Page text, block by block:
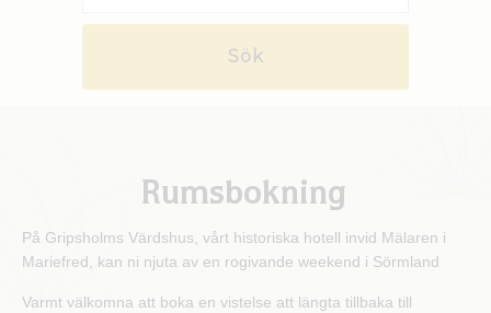
Sök
Rumsbokning
På Gripsholms Värdshus, vårt historiska hotell invid Mälaren i
Mariefred, kan ni njuta av en rogivande weekend i Sörmland
Varmt välkomna att boka en vistelse att längta tillbaka till